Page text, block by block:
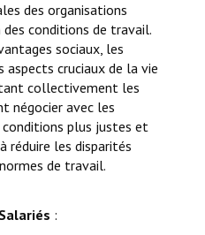
de connexion
des organisations
conditions de travail.
sociaux, les
aspects cruciaux de la vie
collectivement les
négocier avec les
plus justes et
réduire les disparités
de travail.
: